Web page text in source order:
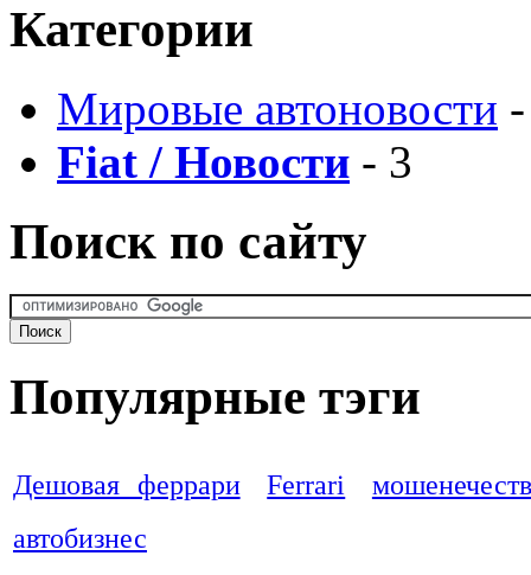
Категории
Мировые автоновости
Fiat / Новости - 3
Поиск по сайту
Популярные тэги
Дешовая феррари Ferrari
автобизнес